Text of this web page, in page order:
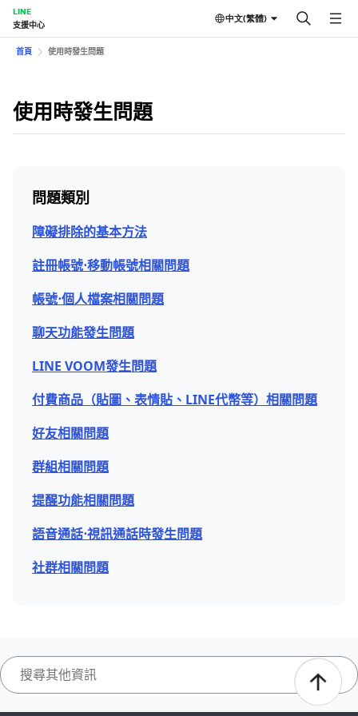
LINE
支援中心
中文(繁體)
首頁 使用時發生問題
使用時發生問題
問題類別
障礙排除的基本方法
註冊帳號⋅移動帳號相關問題
帳號⋅個人檔案相關問題
聊天功能發生問題
LINE VOOM發生問題
付費商品（貼圖、表情貼、LINE代幣等）相關問題
好友相關問題
群組相關問題
提醒功能相關問題
語音通話⋅視訊通話時發生問題
社群相關問題